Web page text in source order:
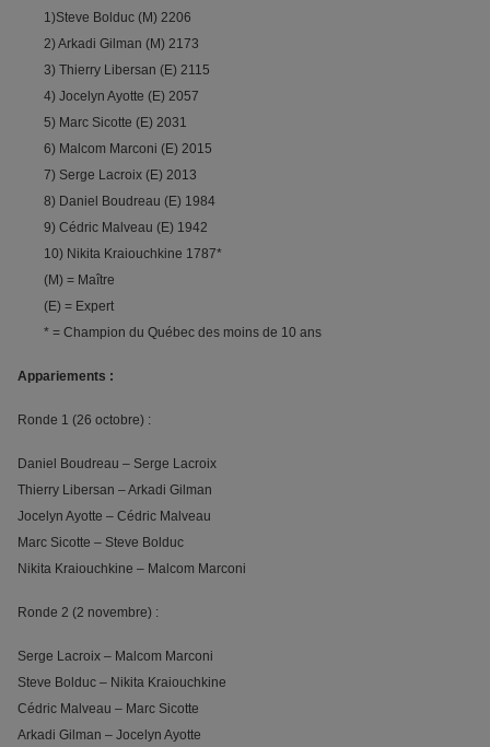
1)Steve Bolduc (M) 2206
2) Arkadi Gilman (M) 2173
3) Thierry Libersan (E) 2115
4) Jocelyn Ayotte (E) 2057
5) Marc Sicotte (E) 2031
6) Malcom Marconi (E) 2015
7) Serge Lacroix (E) 2013
8) Daniel Boudreau (E) 1984
9) Cédric Malveau (E) 1942
10) Nikita Kraiouchkine 1787*
(M) = Maître
(E) = Expert
* = Champion du Québec des moins de 10 ans
Appariements :
Ronde 1 (26 octobre) :
Daniel Boudreau – Serge Lacroix
Thierry Libersan – Arkadi Gilman
Jocelyn Ayotte – Cédric Malveau
Marc Sicotte – Steve Bolduc
Nikita Kraiouchkine – Malcom Marconi
Ronde 2 (2 novembre) :
Serge Lacroix – Malcom Marconi
Steve Bolduc – Nikita Kraiouchkine
Cédric Malveau – Marc Sicotte
Arkadi Gilman – Jocelyn Ayotte